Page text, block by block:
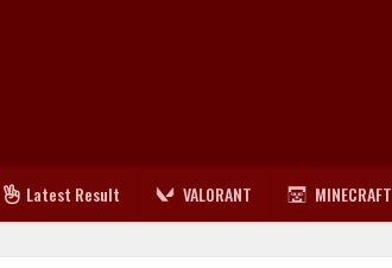
Latest Result VALORANT MINECRAFT